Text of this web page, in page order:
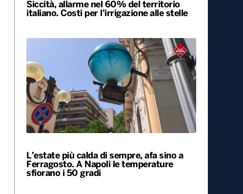
Siccità, allarme nel 60% del territorio
italiano. Costi per l’irrigazione alle stelle
L’estate più calda di sempre, afa sino a
Ferragosto. A Napoli le temperature
sfiorano i 50 gradi